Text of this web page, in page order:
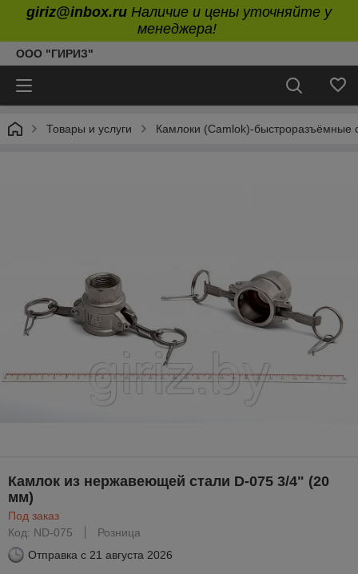
giriz@inbox.ru Наличие и цены уточняйте у
менеджера!
ООО "ГИРИЗ"
Товары и услуги Камлоки (Camlok)-быстроразъёмные
Камлок из нержавеющей стали D-075 3/4" (20
мм)
Под заказ
Код: ND-075
Розница
Отправка с 21 августа 2026